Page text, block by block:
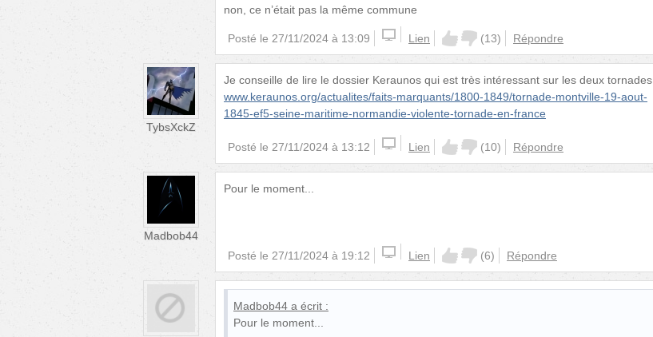
non, ce n’était pas la même commune
Posté le 27/11/2024 à 13:09 Lien (13) Répondre
TybsXckZ
Je conseille de lire le dossier Keraunos qui est très intéressant sur les deux tornades.
www.keraunos.org/actualites/faits-marquants/1800-1849/tornade-montville-19-aout-
1845-ef5-seine-maritime-normandie-violente-tornade-en-france
Posté le 27/11/2024 à 13:12 Lien (10) Répondre
Madbob44
Pour le moment...
Posté le 27/11/2024 à 19:12 Lien (6) Répondre
Madbob44 a écrit :
Pour le moment...